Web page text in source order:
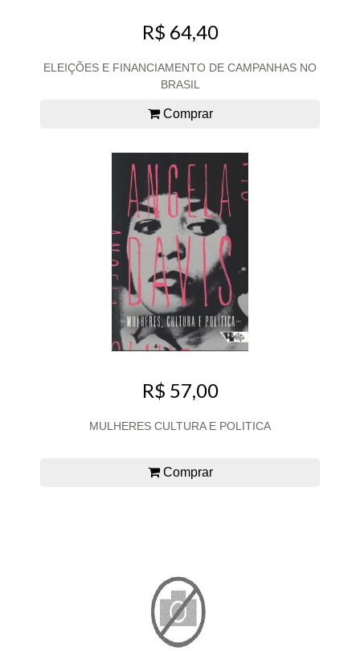
R$ 64,40
ELEIÇÕES E FINANCIAMENTO DE CAMPANHAS NO
BRASIL
Comprar
R$ 57,00
MULHERES CULTURA E POLITICA
Comprar